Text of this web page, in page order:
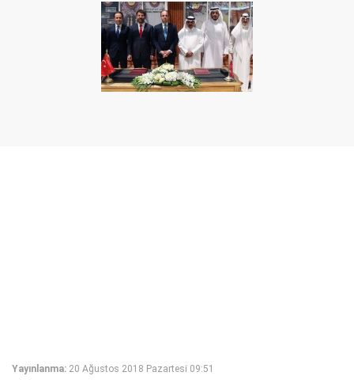
Yayınlanma: 20 Ağustos 2018 Pazartesi 09:51